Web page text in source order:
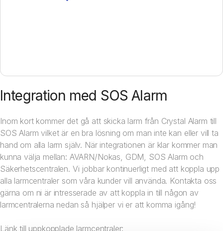
Integration med SOS Alarm
Inom kort kommer det gå att skicka larm från Crystal Alarm till
SOS Alarm vilket är en bra lösning om man inte kan eller vill ta
hand om alla larm själv. När integrationen är klar kommer man
kunna välja mellan: AVARN/Nokas, GDM, SOS Alarm och
Säkerhetscentralen. Vi jobbar kontinuerligt med att koppla upp
alla larmcentraler som våra kunder vill använda. Kontakta oss
gärna om ni är intresserade av att koppla in till någon av
larmcentralerna nedan så hjälper vi er att komma igång!
Länk till uppkopplade larmcentraler: